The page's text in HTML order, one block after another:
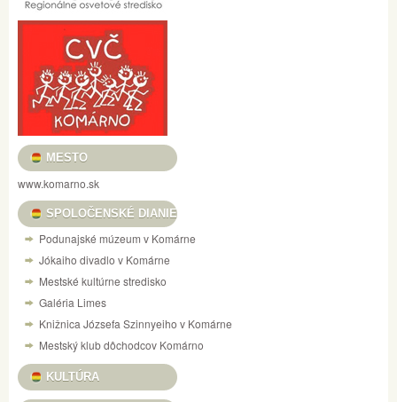
MESTO
www.komarno.sk
SPOLOČENSKÉ DIANIE
Podunajské múzeum v Komárne
Jókaiho divadlo v Komárne
Mestské kultúrne stredisko
Galéria Limes
Knižnica Józsefa Szinnyeiho v Komárne
Mestský klub dôchodcov Komárno
KULTÚRA